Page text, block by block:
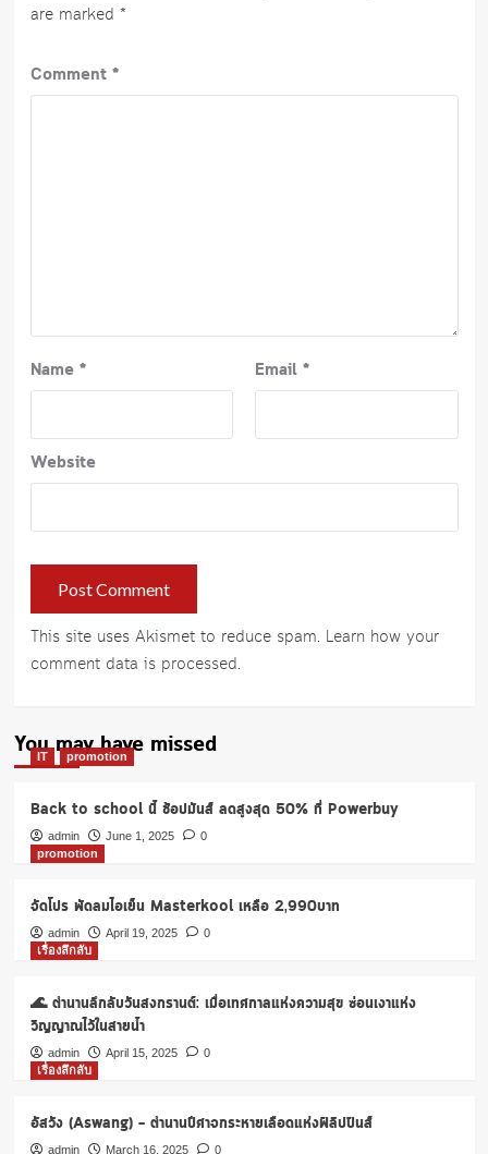
are marked *
Comment *
Name * Email *
Website
This site uses Akismet to reduce spam. Learn how your
comment data is processed.
You may have missed
IT promotion
Back to school นี้ ช้อปมันส์ ลดสูงสุด 50% ที่ Powerbuy
admin June 1, 2025
0
promotion
จัดโปร พัดลมไอเย็น Masterkool เหลือ 2,990บาท
admin April 19, 2025
0
เรื่องลึกลับ
🌊 ตำนานลึกลับวันสงกรานต์: เมื่อเทศกาลแห่งความสุข ซ่อนเงาแห่ง
วิญญาณไว้ในสายน้ำ
admin April 15, 2025
0
เรื่องลึกลับ
อัสวัง (Aswang) – ตำนานปีศาจกระหายเลือดแห่งฟิลิปปินส์
admin March 16, 2025 0